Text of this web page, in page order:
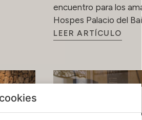
encuentro para los
Hospes Palacio del
LEER ARTÍCULO